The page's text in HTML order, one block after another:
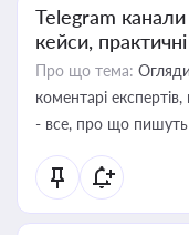
Telegram канали
кейси,
Про що тема:
коментарі
- все, про що пишуть